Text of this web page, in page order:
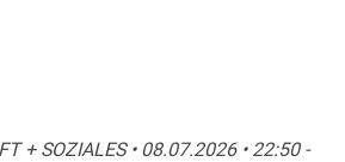
+ SOZIALES • 08.07.2026 • 22:50 -